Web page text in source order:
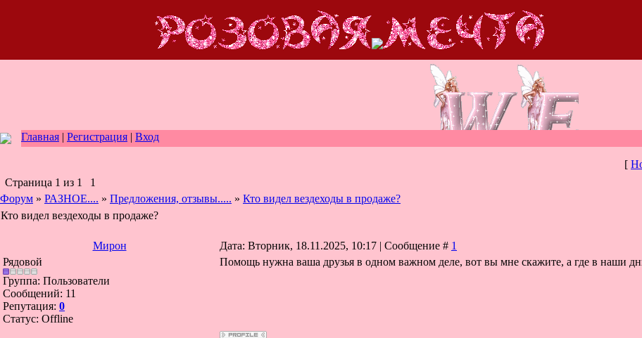
Главная | Регистрация | Вход
[
Страница 1 из 1
1
Форум » РАЗНОЕ.... » Предложения, отзывы..... » Кто видел вездеходы в продаже?
Кто видел вездеходы в продаже?
Мирон Дата: Вторник, 18.11.2025, 10:17 | Сообщение # 1
Рядовой
Группа: Пользователи
Сообщений: 11
Репутация: 0
Статус: Offline
Помощь нужна ваша друзья в одном важном деле, вот вы мне скажите, а где в наши